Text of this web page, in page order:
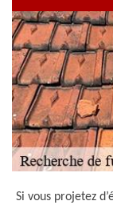
Si vous projetez